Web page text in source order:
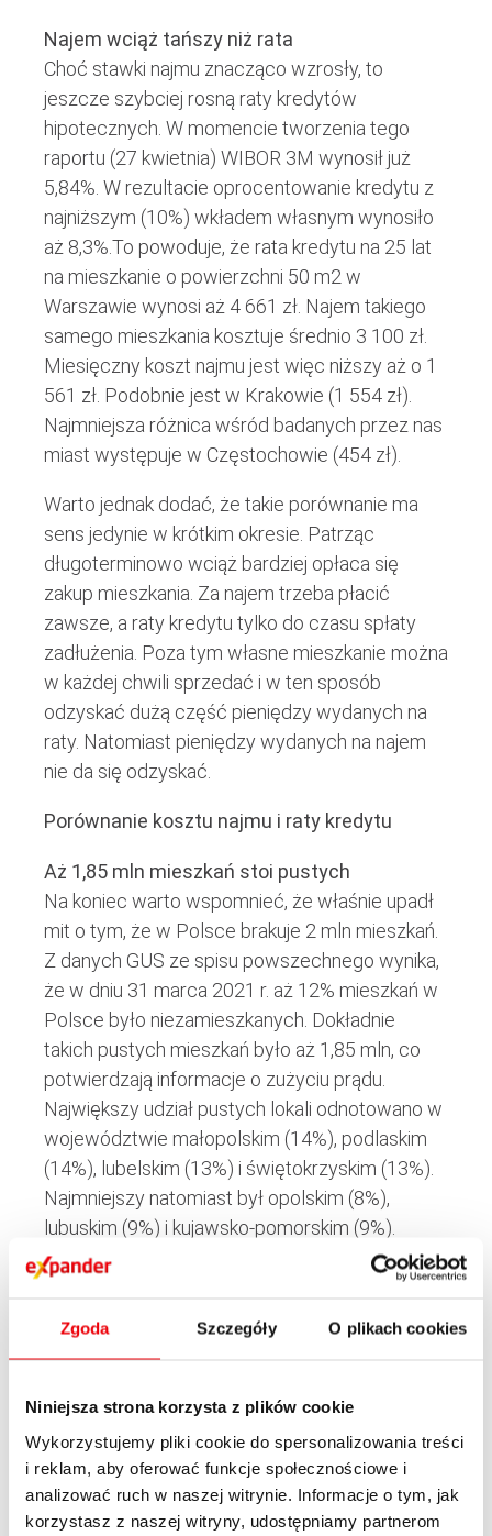
Zgoda Szczegóły O plikach cookies
Niniejsza strona korzysta z plików cookie
Wykorzystujemy pliki cookie do spersonalizowania treści
i reklam, aby oferować funkcje społecznościowe i
analizować ruch w naszej witrynie. Informacje o tym, jak
korzystasz z naszej witryny, udostępniamy partnerom
Najem wciąż tańszy niż rata
Choć stawki najmu znacząco wzrosły, to
jeszcze szybciej rosną raty kredytów
hipotecznych. W momencie tworzenia tego
raportu (27 kwietnia) WIBOR 3M wynosił już
5,84%. W rezultacie oprocentowanie kredytu z
najniższym (10%) wkładem własnym wynosiło
aż 8,3%.To powoduje, że rata kredytu na 25 lat
na mieszkanie o powierzchni 50 m2 w
Warszawie wynosi aż 4 661 zł. Najem takiego
samego mieszkania kosztuje średnio 3 100 zł.
Miesięczny koszt najmu jest więc niższy aż o 1
561 zł. Podobnie jest w Krakowie (1 554 zł).
Najmniejsza różnica wśród badanych przez nas
miast występuje w Częstochowie (454 zł).
Warto jednak dodać, że takie porównanie ma
sens jedynie w krótkim okresie. Patrząc
długoterminowo wciąż bardziej opłaca się
zakup mieszkania. Za najem trzeba płacić
zawsze, a raty kredytu tylko do czasu spłaty
zadłużenia. Poza tym własne mieszkanie można
w każdej chwili sprzedać i w ten sposób
odzyskać dużą część pieniędzy wydanych na
raty. Natomiast pieniędzy wydanych na najem
nie da się odzyskać.
Porównanie kosztu najmu i raty kredytu
Aż 1,85 mln mieszkań stoi pustych
Na koniec warto wspomnieć, że właśnie upadł
mit o tym, że w Polsce brakuje 2 mln mieszkań.
Z danych GUS ze spisu powszechnego wynika,
że w dniu 31 marca 2021 r. aż 12% mieszkań w
Polsce było niezamieszkanych. Dokładnie
takich pustych mieszkań było aż 1,85 mln, co
potwierdzają informacje o zużyciu prądu.
Największy udział pustych lokali odnotowano w
województwie małopolskim (14%), podlaskim
(14%), lubelskim (13%) i świętokrzyskim (13%).
Najmniejszy natomiast był opolskim (8%),
lubuskim (9%) i kujawsko-pomorskim (9%).
Oczywiście w pewnym stopniu odpowiada za
w tamtym okresie popyt na najem
długoterminowy. Zdecydowanie mniej było też
turystów, co z kolei oznaczało puste mieszkania
dodać, że nawet po uwzględnieniu tego faktu
mieliśmy w tym czasie ponad 1 mln mieszkań
za dużo.